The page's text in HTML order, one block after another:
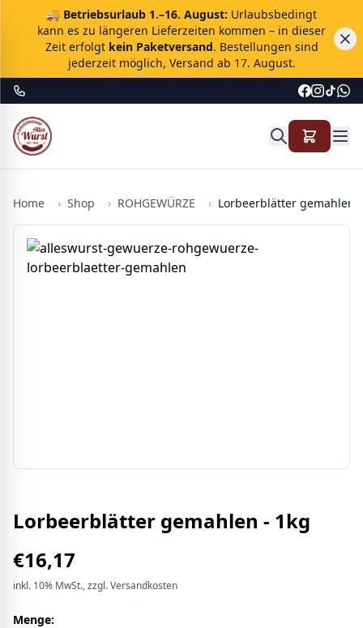
🚚 Betriebsurlaub 1.–16. August: Urlaubsbedingt
kann es zu längeren Lieferzeiten kommen – in dieser
Zeit erfolgt kein Paketversand. Bestellungen sind
jederzeit möglich, Versand ab 17. August.
Home › Shop › ROHGEWÜRZE › Lorbeerblätter gemahlen
Lorbeerblätter gemahlen - 1kg
€16,17
inkl. 10% MwSt., zzgl. Versandkosten
Menge: